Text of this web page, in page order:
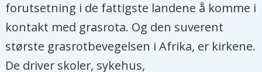
forutsetning i de fattigste landene å komme i
kontakt med grasrota. Og den suverent
største grasrotbevegelsen i Afrika, er kirkene.
De driver skoler, sykehus,